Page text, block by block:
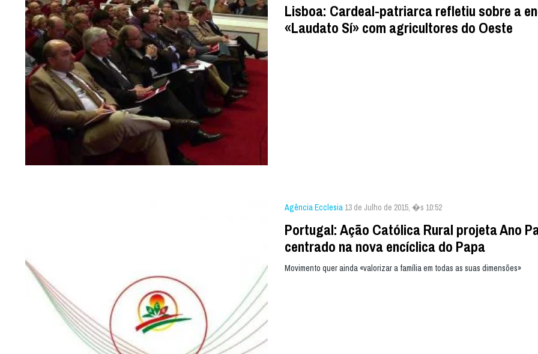
Lisboa: Cardeal-patriarca refletiu sobre a
«Laudato Sí» com agricultores do Oeste
Agência Ecclesia 13 de Julho de 2015, �s 10:52
Portugal: Ação Católica Rural projeta Ano
centrado na nova encíclica do Papa
Movimento quer ainda «valorizar a família em todas as suas dimensões»